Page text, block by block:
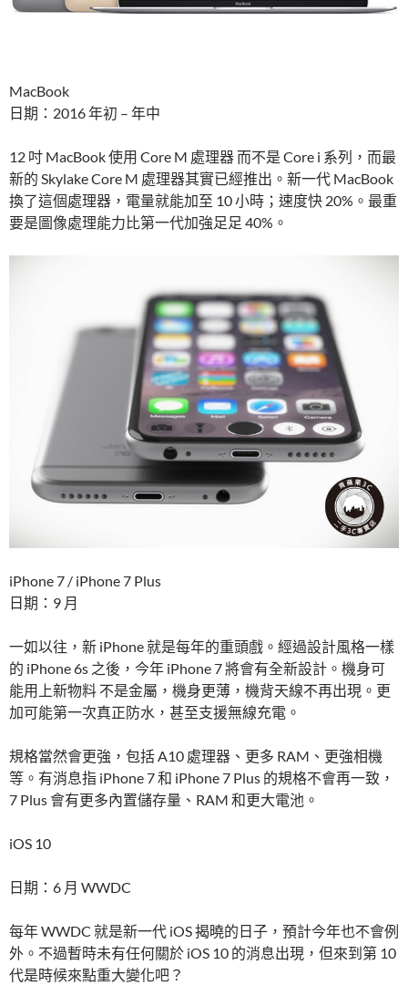
MacBook
日期：2016 年初 – 年中
12 吋 MacBook 使用 Core M 處理器 而不是 Core i 系列，而最
新的 Skylake Core M 處理器其實已經推出。新一代 MacBook
換了這個處理器，電量就能加至 10 小時；速度快 20%。最重
要是圖像處理能力比第一代加強足足 40%。
iPhone 7 / iPhone 7 Plus
日期：9 月
一如以往，新 iPhone 就是每年的重頭戲。經過設計風格一樣
的 iPhone 6s 之後，今年 iPhone 7 將會有全新設計。機身可
能用上新物料 不是金屬，機身更薄，機背天線不再出現。更
加可能第一次真正防水，甚至支援無線充電。
規格當然會更強，包括 A10 處理器、更多 RAM、更強相機
等。有消息指 iPhone 7 和 iPhone 7 Plus 的規格不會再一致，
7 Plus 會有更多內置儲存量、RAM 和更大電池。
iOS 10
日期：6 月 WWDC
每年 WWDC 就是新一代 iOS 揭曉的日子，預計今年也不會例
外。不過暫時未有任何關於 iOS 10 的消息出現，但來到第 10
代是時候來點重大變化吧？